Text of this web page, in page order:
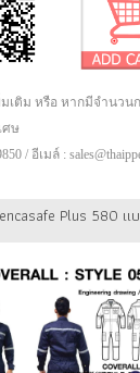
เติม หรือ หากมีจำนวน
ศษ
/ อีเมล์ :
Plus 580 แ